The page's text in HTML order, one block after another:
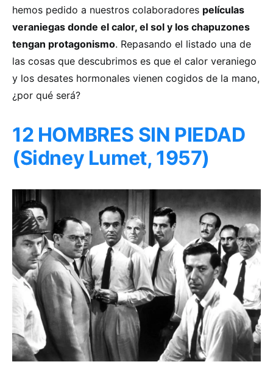
hemos pedido a nuestros colaboradores películas
veraniegas donde el calor, el sol y los chapuzones
tengan protagonismo. Repasando el listado una de
las cosas que descubrimos es que el calor veraniego
y los desates hormonales vienen cogidos de la mano,
¿por qué será?
12 HOMBRES SIN PIEDAD
(Sidney Lumet, 1957)